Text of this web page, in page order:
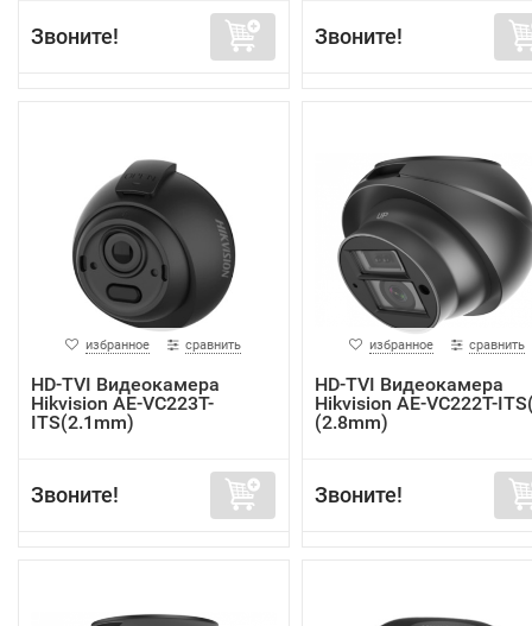
Звоните! Звоните!
избранное сравнить
HD-TVI Видеокамера
Hikvision AE-VC223T-
ITS(2.1mm)
Звоните!
избранное сравнить
HD-TVI Видеокамера
Hikvision AE-VC222T-
(2.8mm)
Звоните!